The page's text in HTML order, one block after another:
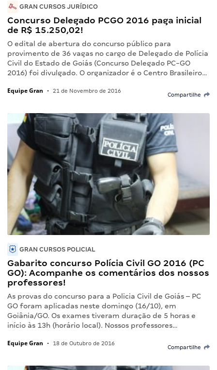
GRAN CURSOS JURÍDICO
Concurso Delegado PCGO 2016 paga inicial
de R$ 15.250,02!
O edital de abertura do concurso público para
provimento de 36 vagas no cargo de Delegado de Polícia
Civil do Estado de Goiás (Concurso Delegado PC-GO
2016) foi divulgado. O organizador é o Centro Brasileiro…
Equipe Gran • 21 de Novembro de 2016
Compartilhe
GRAN CURSOS POLICIAL
Gabarito concurso Polícia Civil GO 2016 (PC
GO): Acompanhe os comentários dos nossos
professores!
As provas do concurso para a Policia Civil de Goiás – PC
GO foram aplicadas neste domingo (16/10), em
Goiânia/GO. Os exames tiveram duração de 5 horas e
início às 13h (horário local). Nossos professores…
Equipe Gran • 18 de Outubro de 2016
Compartilhe